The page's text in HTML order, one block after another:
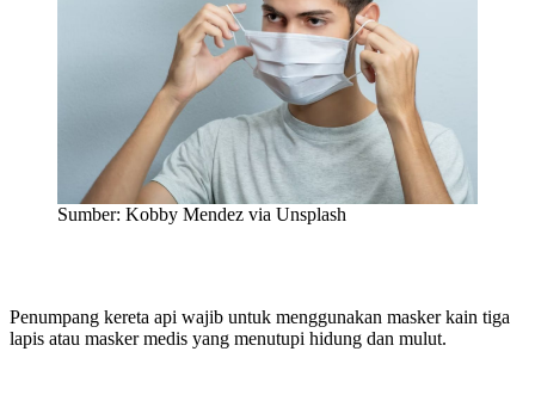
Sumber: Kobby Mendez via Unsplash
Penumpang kereta api wajib untuk menggunakan masker kain tiga
lapis atau masker medis yang menutupi hidung dan mulut.